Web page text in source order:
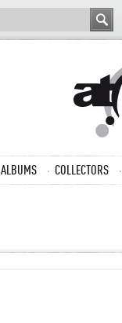
ALBUMS COLLECTORS